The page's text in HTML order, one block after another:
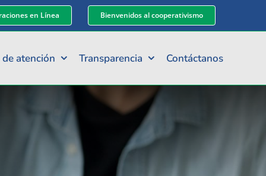
en Línea Bienvenidos al cooperativismo
atención Transparencia Contáctanos